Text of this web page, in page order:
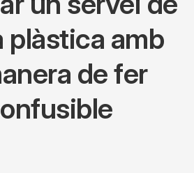
plàstica amb
de fer